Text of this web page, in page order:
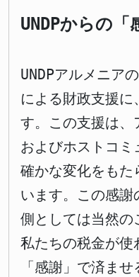
UNDPからの「
UNDPアルメニア
による財政支援に
す。この支援は、
およびホストコミ
確かな変化をもた
います。この感謝
側としては当然の
私たちの税金が使
「感謝」で済ま